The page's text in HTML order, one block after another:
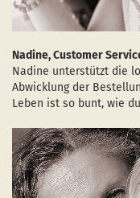
Nadine, Customer
Nadine unterstützt die
Abwicklung der
Leben ist so bunt, wie